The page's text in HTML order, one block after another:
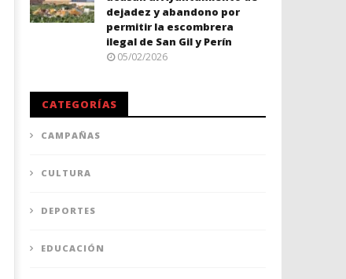
dejadez y abandono por
permitir la escombrera
ilegal de San Gil y Perín
05/02/2026
CATEGORÍAS
CAMPAÑAS
CULTURA
DEPORTES
EDUCACIÓN